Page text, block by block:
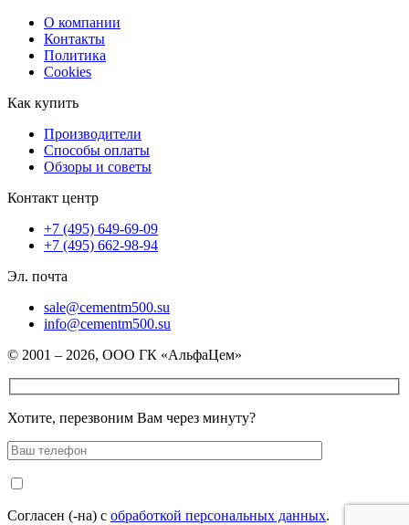
О компании
Контакты
Политика
Cookies
Как купить
Производители
Способы оплаты
Обзоры и советы
Контакт центр
+7 (495) 649-69-09
+7 (495) 662-98-94
Эл. почта
sale@cementm500.su
info@cementm500.su
© 2001 – 2026, ООО ГК «АльфаЦем»
Хотите, перезвоним Вам через минуту?
Согласен (-на) с обработкой персональных данных.